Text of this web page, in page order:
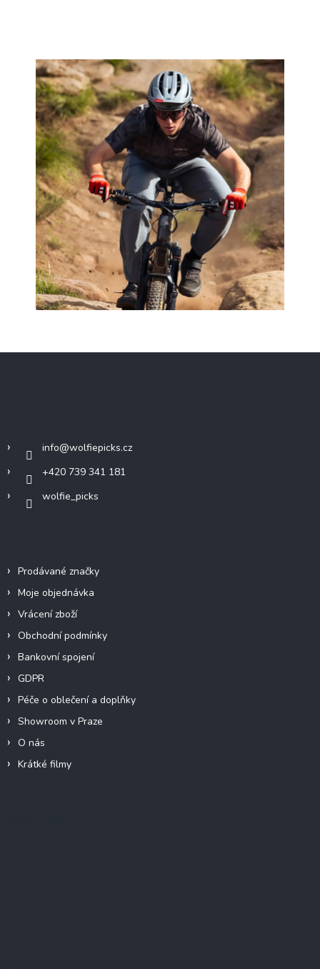
info@wolfiepicks.cz
+420 739 341 181
wolfie_picks
Prodávané značky
Moje objednávka
Vrácení zboží
Obchodní podmínky
Bankovní spojení
GDPR
Péče o oblečení a doplňky
Showroom v Praze
O nás
Krátké filmy